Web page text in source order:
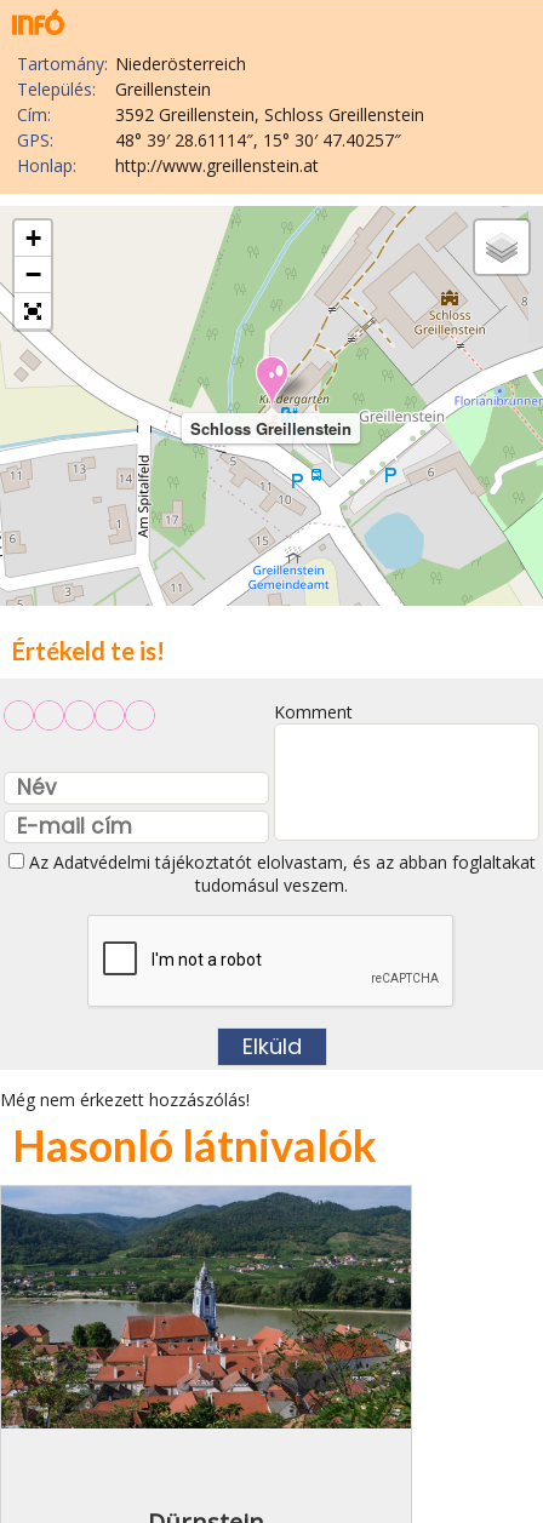
Tartomány: Niederösterreich
Település:
Greillenstein
Cím:
3592 Greillenstein, Schloss Greillenstein
GPS:
48° 39′ 28.61114″, 15° 30′ 47.40257″
Honlap:
http://www.greillenstein.at
Schloss Greillenstein
+
−
Értékeld te is!
Komment
Az Adatvédelmi tájékoztatótelolvastam, és az abban foglaltakat
tudomásul veszem.
Még nem érkezett hozzászólás!
Hasonló látnivalók